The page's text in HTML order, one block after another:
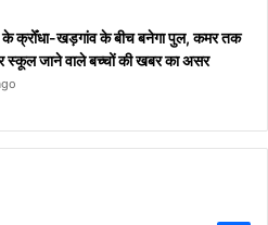
क्रोँधा-खड़गांव ​के बीच बनेगा पुल, कमर तक
स्कूल जाने वाले बच्चों की खबर का असर​